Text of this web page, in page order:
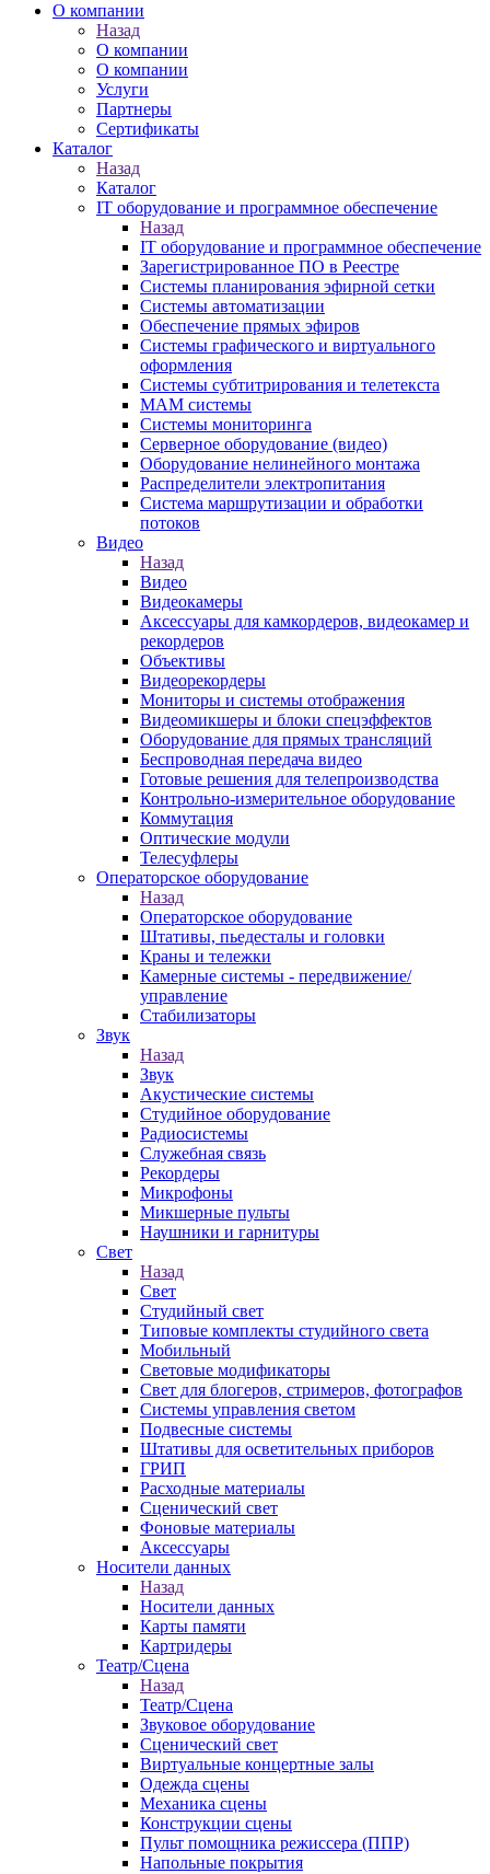
О компании
Назад
О компании
О компании
Услуги
Партнеры
Сертификаты
Каталог
Назад
Каталог
IT оборудование и программное обеспечение
Назад
IT оборудование и программное обеспечение
Зарегистрированное ПО в Реестре
Системы планирования эфирной сетки
Системы автоматизации
Обеспечение прямых эфиров
Системы графического и виртуального
оформления
Системы субтитрирования и телетекста
MAM системы
Системы мониторинга
Серверное оборудование (видео)
Оборудование нелинейного монтажа
Распределители электропитания
Система маршрутизации и обработки
потоков
Видео
Назад
Видео
Видеокамеры
Аксессуары для камкордеров, видеокамер и
рекордеров
Объективы
Видеорекордеры
Мониторы и системы отображения
Видеомикшеры и блоки спецэффектов
Оборудование для прямых трансляций
Беспроводная передача видео
Готовые решения для телепроизводства
Контрольно-измерительное оборудование
Коммутация
Оптические модули
Телесуфлеры
Операторское оборудование
Назад
Операторское оборудование
Штативы, пьедесталы и головки
Краны и тележки
Камерные системы - передвижение/
управление
Стабилизаторы
Звук
Назад
Звук
Акустические системы
Студийное оборудование
Радиосистемы
Служебная связь
Рекордеры
Микрофоны
Микшерные пульты
Наушники и гарнитуры
Свет
Назад
Свет
Студийный свет
Типовые комплекты студийного света
Мобильный
Световые модификаторы
Свет для блогеров, стримеров, фотографов
Системы управления светом
Подвесные системы
Штативы для осветительных приборов
ГРИП
Расходные материалы
Сценический свет
Фоновые материалы
Аксессуары
Носители данных
Назад
Носители данных
Карты памяти
Картридеры
Театр/Сцена
Назад
Театр/Сцена
Звуковое оборудование
Сценический свет
Виртуальные концертные залы
Одежда сцены
Механика сцены
Конструкции сцены
Пульт помощника режиссера (ППР)
Напольные покрытия